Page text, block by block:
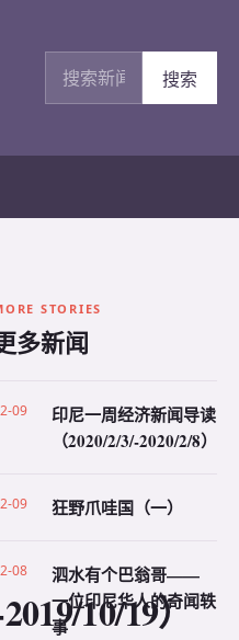
搜索新闻
搜索
2019/10/19）
STORIES
多新闻
09
印尼一周经济新闻导读
（2020/2/3/-2020/2/8）
09 狂野爪哇国（一）
08
泗水有个巴翁哥——
一位印尼华人的奇闻轶
事